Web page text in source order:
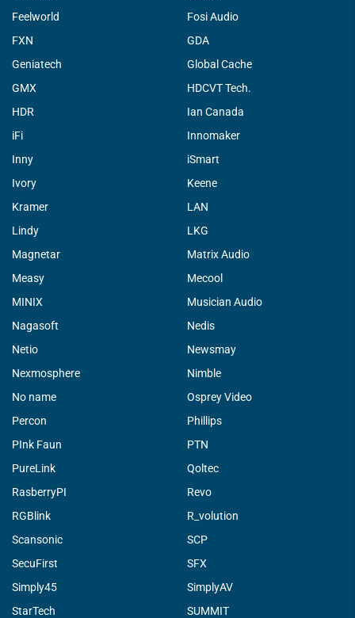
Feelworld
Fosi Audio
FXN
GDA
Geniatech
Global Cache
GMX
HDCVT Tech.
HDR
Ian Canada
iFi
Innomaker
Inny
iSmart
Ivory
Keene
Kramer
LAN
Lindy
LKG
Magnetar
Matrix Audio
Measy
Mecool
MINIX
Musician Audio
Nagasoft
Nedis
Netio
Newsmay
Nexmosphere
Nimble
No name
Osprey Video
Percon
Phillips
PInk Faun
PTN
PureLink
Qoltec
RasberryPI
Revo
RGBlink
R_volution
Scansonic
SCP
SecuFirst
SFX
Simply45
SimplyAV
StarTech
SUMMIT